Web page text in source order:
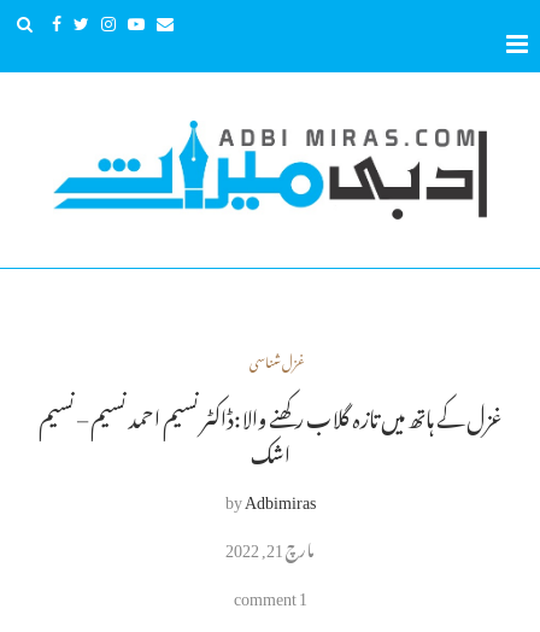
غزل شناسی
غزل کے ہاتھ میں تازہ گلاب رکھنے والا:ڈاکٹر نسیم احمد نسیم – نسیم
اشک
byAdbimiras
مارچ 21, 2022
1 comment